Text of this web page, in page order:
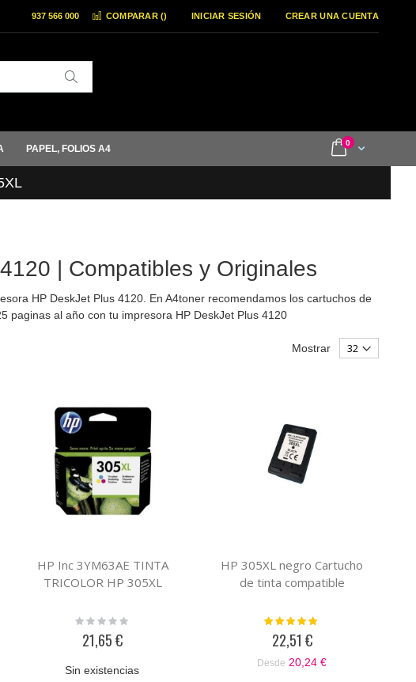
COMPARAR () INICIAR SESIÓN CREAR UNA CUENTA
937 566 000
Cart
0items
PAPEL, FOLIOS A4
| Compatibles y Originales
HP DeskJet Plus 4120. En A4toner recomendamos los cartuchos de
paginas al año con tu impresora HP DeskJet Plus 4120
Mostrar
HP Inc 3YM63AE TINTA
TRICOLOR HP 305XL
Rating:
21,65 €
Sin existencias
HP 305XL negro Cartucho
de tinta compatible
Valoración:
22,51 €
Desde 20,24 €